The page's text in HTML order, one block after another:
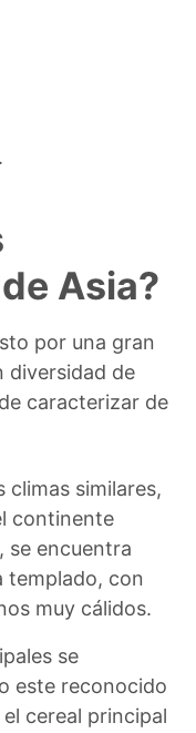
Asia?
por una gran
diversidad de
caracterizar de
climas similares,
continente
se encuentra
templado, con
muy cálidos.
se
este reconocido
cereal principal